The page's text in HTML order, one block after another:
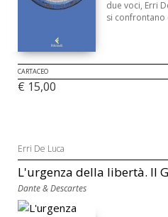
due voci, Erri
si confrontano
CARTACEO
€ 15,00
Erri De Luca
L'urgenza della libertà. Il
Dante & Descartes